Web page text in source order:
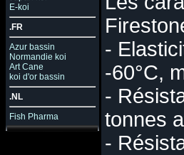
E-koi
.FR
Azur bassin
Normandie koi
Art Cane
koi d'or bassin
.NL
Fish Pharma
-
-60°C,
-
tonnes
-